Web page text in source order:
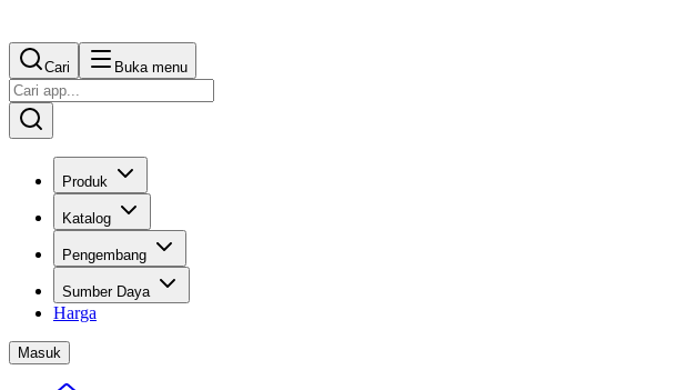
Cari Buka menu
Produk
Katalog
Pengembang
Sumber Daya
Harga
Masuk